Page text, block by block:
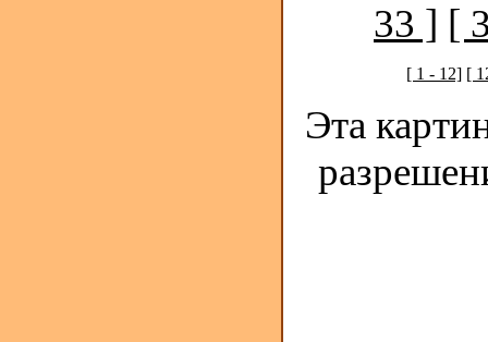
33 ] [
[ 1 - 12] [
Эта